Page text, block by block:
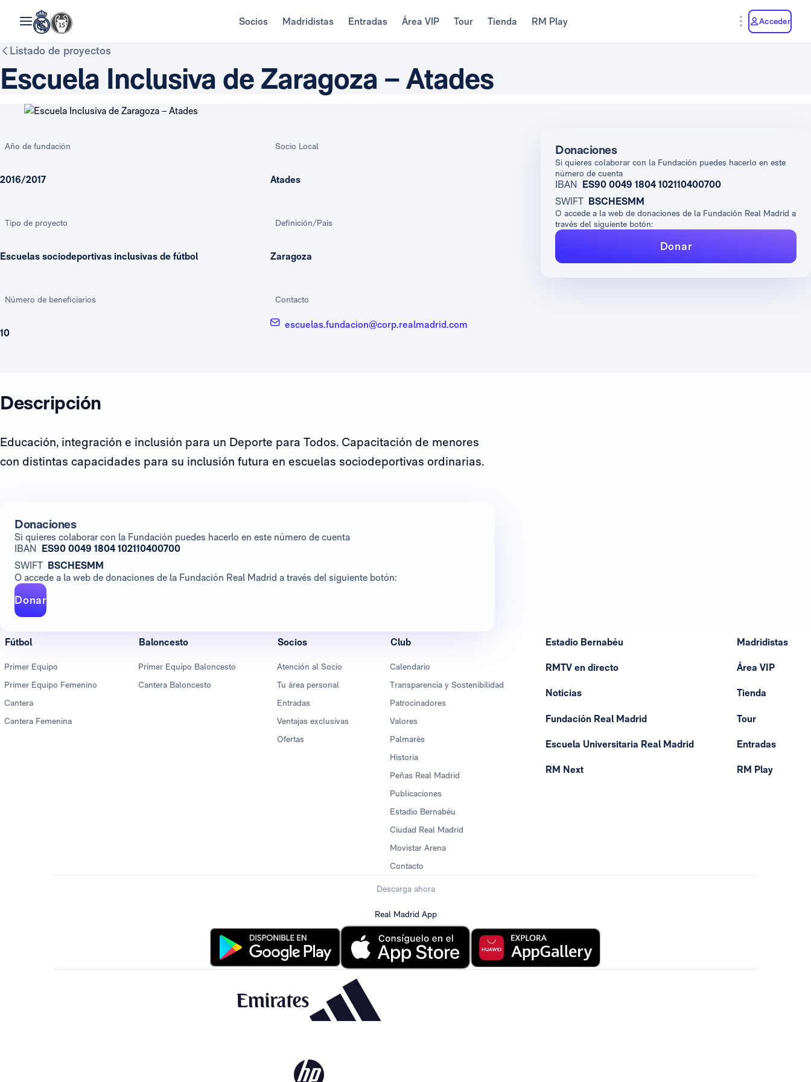
Socios Madridistas Entradas Área VIP Tour Tienda RM Play Acceder
Listado de proyectos
Escuela Inclusiva de Zaragoza – Atades
Año de fundación
2016/2017
Tipo de proyecto
Escuelas sociodeportivas inclusivas de fútbol
Número de beneficiarios
10
Socio Local
Atades
Definición/País
Zaragoza
Contacto
escuelas.fundacion@corp.realmadrid.com
Donaciones
Si quieres colaborar con la Fundación puedes hacerlo en este
número de cuenta
IBAN ES90 0049 1804 102110400700
SWIFT BSCHESMM
O accede a la web de donaciones de la Fundación Real Madrid a
través del siguiente botón:
Donar
Descripción
Educación, integración e inclusión para un Deporte para Todos. Capacitación de menores
con distintas capacidades para su inclusión futura en escuelas sociodeportivas ordinarias.
Donaciones
Si quieres colaborar con la Fundación puedes hacerlo en este número de cuenta
IBAN ES90 0049 1804 102110400700
SWIFT BSCHESMM
O accede a la web de donaciones de la Fundación Real Madrid a través del siguiente botón:
Donar
Fútbol
Primer Equipo
Primer Equipo Femenino
Cantera
Cantera Femenina
Baloncesto
Primer Equipo Baloncesto
Cantera Baloncesto
Socios
Atención al Socio
Tu área personal
Entradas
Ventajas exclusivas
Ofertas
Club
Calendario
Transparencia y Sostenibilidad
Patrocinadores
Valores
Palmarés
Historia
Peñas Real Madrid
Publicaciones
Estadio Bernabéu
Ciudad Real Madrid
Movistar Arena
Contacto
Estadio Bernabéu
RMTV en directo
Noticias
Fundación Real Madrid
Escuela Universitaria Real Madrid
RM Next
Madridistas
Área VIP
Tienda
Tour
Entradas
RM Play
Descarga ahora
Real Madrid App